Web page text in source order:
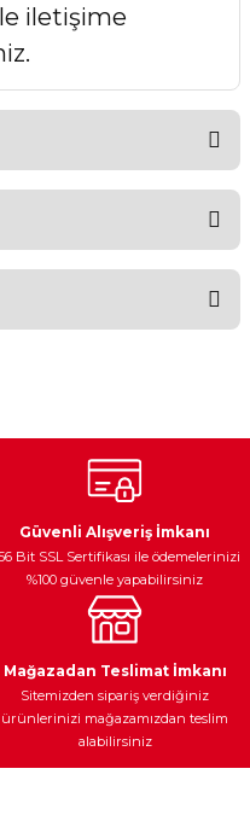
iletişime
görüntülenemiyor.
bulunuyor.
olmalı.
Araç Yağları
Güvenli Alışveriş İmkanı
Bit SSL Sertifikası ile ödemelerinizi
%100 güvenle yapabilirsiniz
Mağazadan Teslimat İmkanı
Sitemizden sipariş verdiğiniz
ürünlerinizi mağazamızdan teslim
alabilirsiniz